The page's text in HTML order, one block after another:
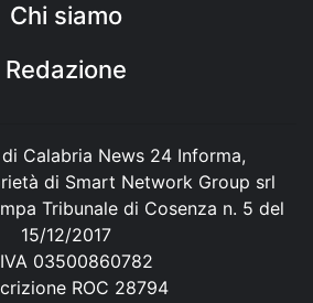
Chi siamo
Redazione
Calabria News 24 Informa,
di Smart Network Group srl
Tribunale di Cosenza n. 5 del
15/12/2017
IVA 03500860782
ROC 28794